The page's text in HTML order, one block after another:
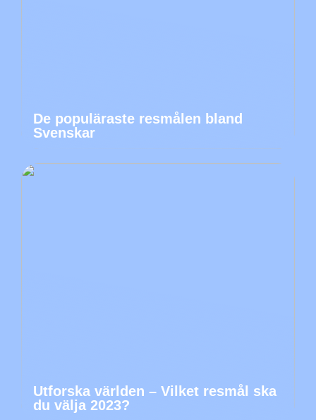
De populäraste resmålen bland
Svenskar
Utforska världen – Vilket resmål ska
du välja 2023?